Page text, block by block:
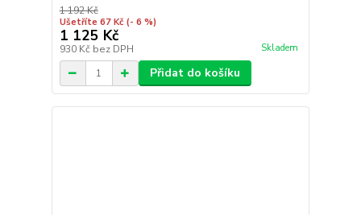
1 192 Kč
Ušetříte 67 Kč (- 6 %)
1 125 Kč
930 Kč bez DPH Skladem
Přidat do košíku